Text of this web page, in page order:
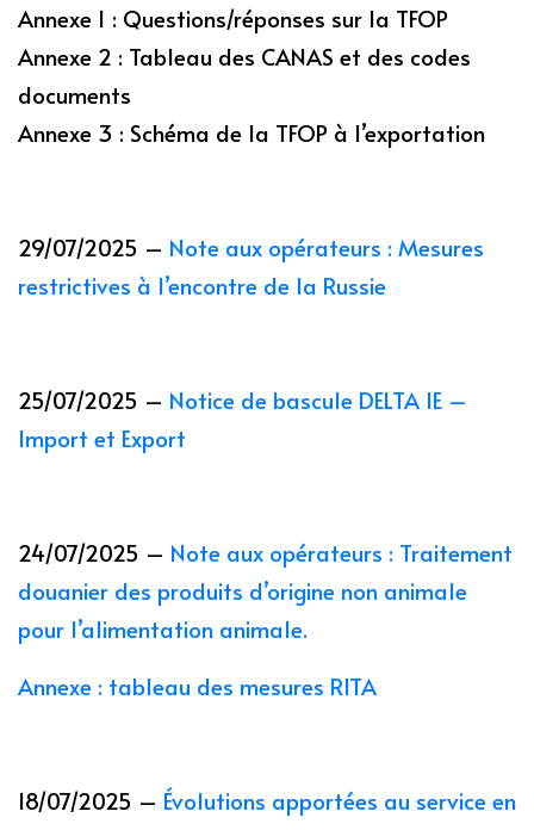
Annexe 1 : Questions/réponses sur la TFOP
Annexe 2 : Tableau des CANAS et des codes
documents
Annexe 3 : Schéma de la TFOP à l’exportation
29/07/2025 – Note aux opérateurs : Mesures
restrictives à l’encontre de la Russie
25/07/2025 – Notice de bascule DELTA IE –
Import et Export
24/07/2025 – Note aux opérateurs : Traitement
douanier des produits d’origine non animale
pour l’alimentation animale.
Annexe : tableau des mesures RITA
18/07/2025 – Évolutions apportées au service en